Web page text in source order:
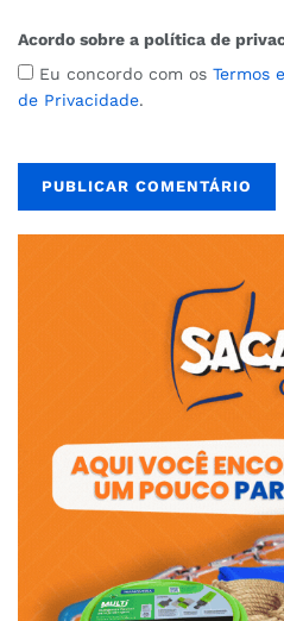
Acordo sobre a política de
Eu concordo com os Termos
de Privacidade.